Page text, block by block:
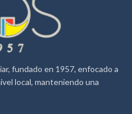
fundado en 1957, enfocado a
local, manteniendo una